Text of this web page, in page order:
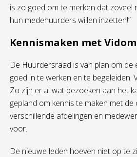
is zo goed om te merken dat zoveel
hun medehuurders willen inzetten!”
Kennismaken met
De Huurdersraad is van plan om de
goed in te werken en te begeleiden.
Zo zijn er al wat bezoeken aan het
gepland om kennis te maken met de
verschillende afdelingen en
voor.
De nieuwe leden hoeven niet op te